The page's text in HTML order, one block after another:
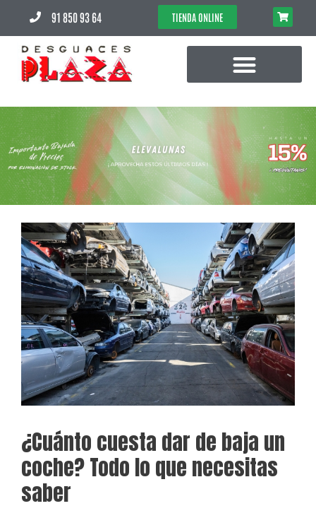
91 850 93 64 TIENDA ONLINE
¿Cuánto cuesta dar de baja un
coche? Todo lo que necesitas
saber